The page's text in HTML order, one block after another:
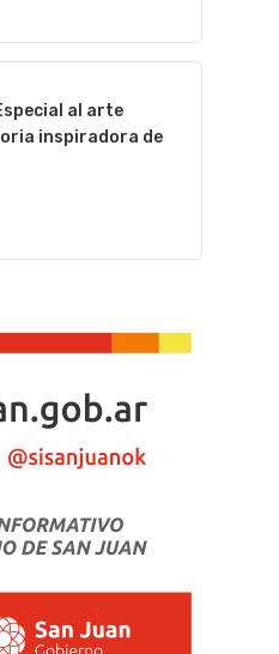
al arte
inspiradora de